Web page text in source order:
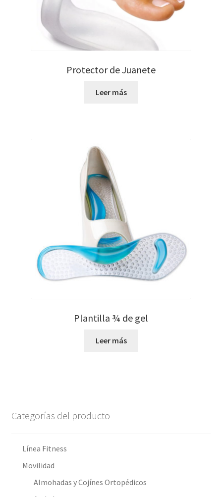
Protector de Juanete
Leer más
Plantilla ¾ de gel
Leer más
Categorías del producto
Línea Fitness
Movilidad
Almohadas y Cojínes Ortopédicos